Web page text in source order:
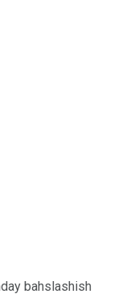
bahslashish